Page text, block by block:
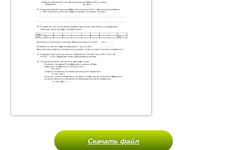
Скачать файл